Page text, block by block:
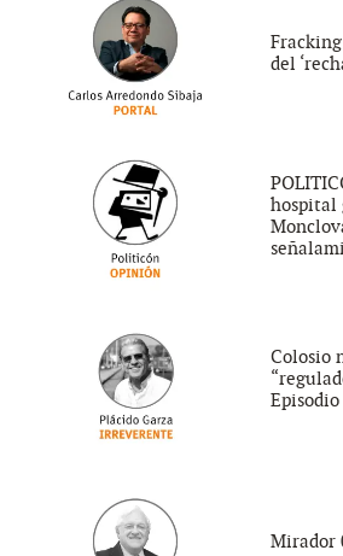
del
hospital
Colosio
Mirador